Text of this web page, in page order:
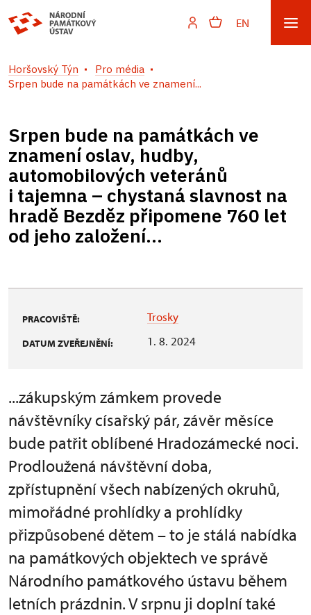
EN
Horšovský Týn
Pro média
Srpen bude na památkách ve znamení...
Srpen bude na památkách ve
znamení oslav, hudby,
automobilových veteránů
i tajemna – chystaná slavnost na
hradě Bezděz připomene 760 let
od jeho založení...
PRACOVIŠTĚ: Trosky
DATUM ZVEŘEJNĚNÍ: 1. 8. 2024
...zákupským zámkem provede
návštěvníky císařský pár, závěr měsíce
bude patřit oblíbené Hradozámecké noci.
Prodloužená návštěvní doba,
zpřístupnění všech nabízených okruhů,
mimořádné prohlídky a prohlídky
přizpůsobené dětem – to je stálá nabídka
na památkových objektech ve správě
Národního památkového ústavu během
letních prázdnin. V srpnu ji doplní také